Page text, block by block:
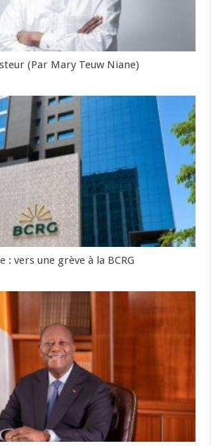
(Par Mary Teuw Niane)
: vers une grève à la BCRG